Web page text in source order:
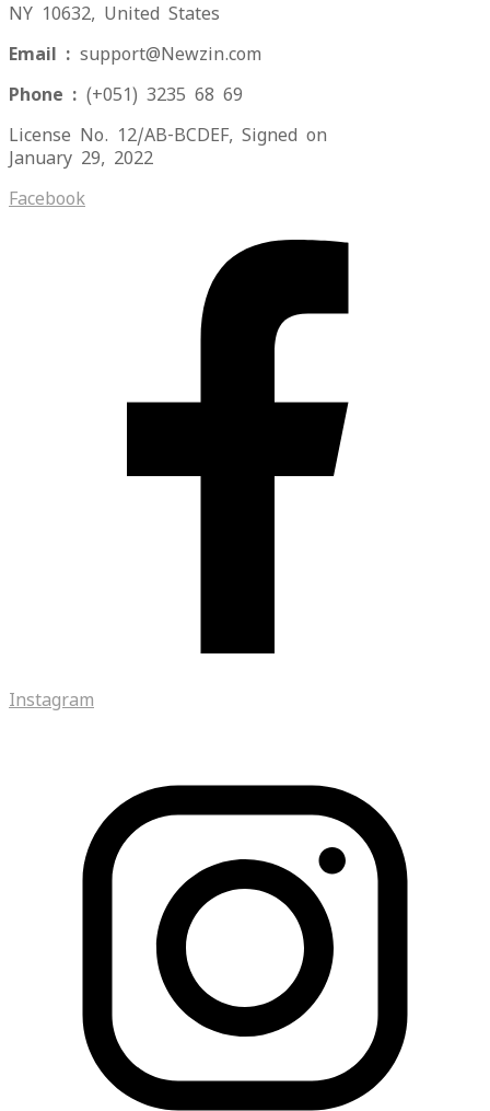
NY 10632, United States
Email : support@Newzin.com
Phone : (+051) 3235 68 69
License No. 12/AB-BCDEF, Signed on
January 29, 2022
Facebook
Instagram